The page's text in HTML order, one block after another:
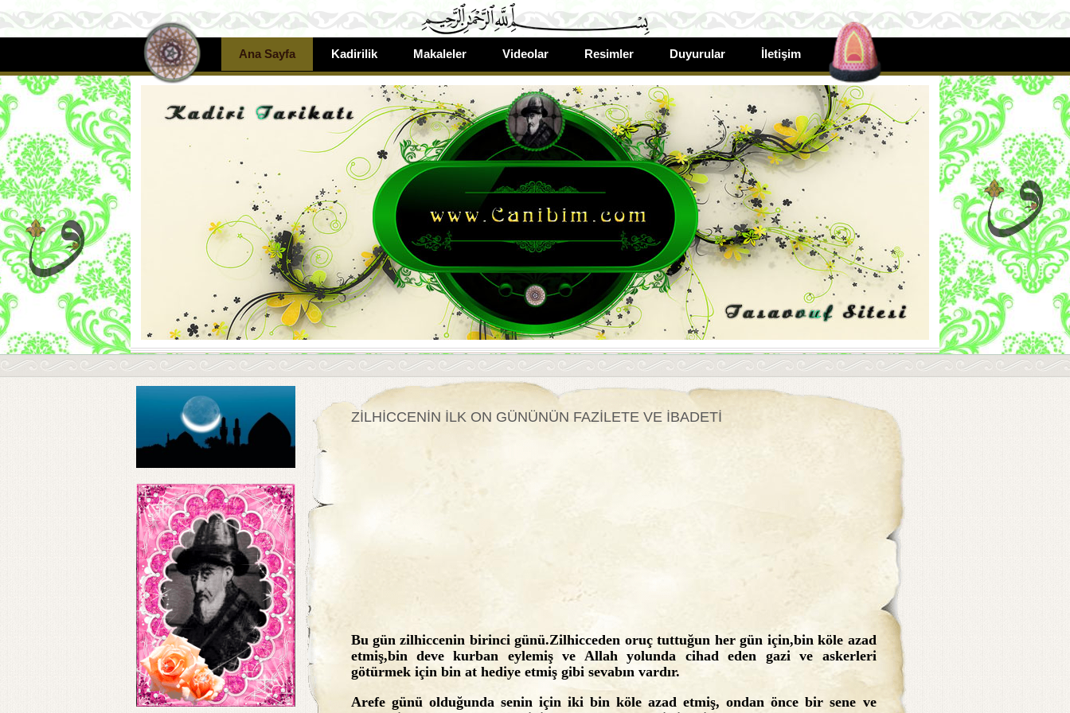
Ana Sayfa Kadirilik Makaleler Videolar Resimler Duyurular İletişim
ZİLHİCCENİN İLK ON GÜNÜNÜN FAZİLETE VE İBADETİ
Bu gün zilhiccenin birinci günü.Zilhicceden oruç tuttuğun her gün için,bin köle azad
etmiş,bin deve kurban eylemiş ve Allah yolunda cihad eden gazi ve askerleri
götürmek için bin at hediye etmiş gibi sevabın vardır.
Arefe günü olduğunda senin için iki bin köle azad etmiş, ondan önce bir sene ve